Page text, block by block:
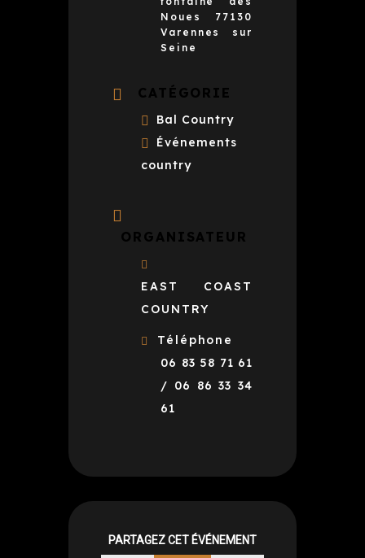
Noues 77130
Varennes sur
Seine
CATÉGORIE
Bal Country
Événements
country
ORGANISATEUR
EAST COAST
COUNTRY
Téléphone
06 83 58 71 61
/ 06 86 33 34
61
PARTAGEZ CET ÉVÉNEMENT